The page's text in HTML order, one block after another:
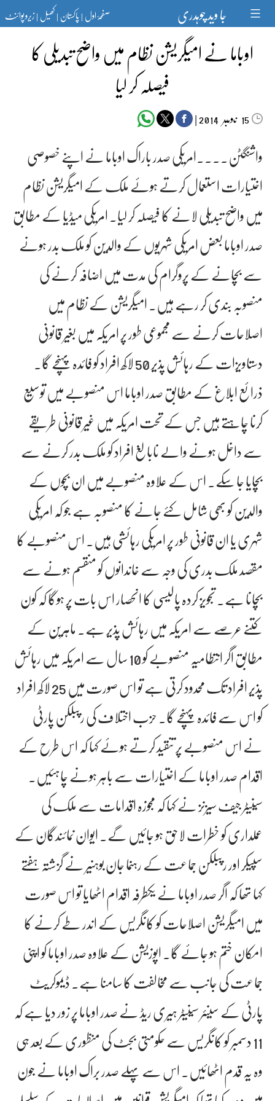
content جا وید چوہدری صفحۂ اول|پاکستان|کھیل|زیرو پوائنٹ
اوباما نے امیگریشن نظام میں واضح تبدیلی کا
فیصلہ کر لیا
15‬‮نومبر‬‮ |
واشنگٹن۔۔۔۔امریکی صدر باراک اوباما نے اپنے خصوصی
اختیارات استعمال کرتے ہوئے ملک کے امیگریشن نظام
میں واضح تبدیلی لانے کا فیصلہ کر لیا۔ امریکی میڈیا کے مطابق
صدر اوباما بعض امریکی شہریوں کے والدین کو ملک بدر ہونے
سے بچانے کے پروگرام کی مدت میں اضافہ کرنے کی
منصوبہ بندی کر رہے ہیں۔ امیگریشن کے نظام میں
اصلاحات کرنے سے مجموعی طور پر امریکہ میں بغیر قانونی
دستاویزات کے رہائش پذیر 50 لاکھ افراد کو فائدہ پہنچے گا۔
ذرائع ابلاغ کے مطابق صدر اوباما اس منصوبے میں توسیع
کرنا چاہتے ہیں جس کے تحت امریکہ میں غیر قانونی طریقے
سے داخل ہونے والے نابالغ افراد کو ملک بدر کرنے سے
بچایا جا سکے۔ اس کے علاوہ منصوبے میں ان بچوں کے
والدین کو بھی شامل کئے جانے کا منصوبہ ہے جو کہ امریکی
شہری یا ان قانونی طور پر امریکی رہائشی ہیں۔ اس منصوبے کا
مقصد ملک بدری کی وجہ سے خاندانوں کو منقسم ہونے سے
بچانا ہے۔ تجویز کردہ پالیسی کا انحصار اس بات پر ہوگا کہ کون
کتنے عرصے سے امریکہ میں رہائش پذیر ہے۔ ماہرین کے
مطابق اگر انتطامیہ منصوبے کو 10 سال سے امریکہ میں رہائش
پذیر افراد تک محدود کرتی ہے تو اس صورت میں 25 لاکھ افراد
کو اس سے فائدہ پہنچے گا۔ حزب اختلاف کی رپبلکن پارٹی
نے اس منصوبے پر تنقید کرتے ہوئے کہا کہ اس طرح کے
اقدام صدر اوباما کے اختیارات سے باہر ہونے چاہئیں۔
سینیٹر جیف سیزنز نے کہا کہ مجوزہ اقدامات سے ملک کی
عملداری کو خطرات لاحق ہو جائیں گے۔ ایوان نمائندگان کے
سپیکر اور رپبلکن جماعت کے رہنما جان بوہنیر نے گزشتہ ہفتے
کہا تھا کہ اگر صدر اوباما نے یکطرفہ اقدام اٹھایا تو اس صورت
میں امیگریشن اصلاحات کو کانگریس کے اندر طے کرنے کا
امکان ختم ہو جائے گا۔ اپوزیشن کے علاوہ صدر اوباما کو اپنی
جماعت کی جانب سے مخالفت کا سامنا ہے۔ ڈیموکریٹ
پارٹی کے سینئر سینیٹر ہیری ریڈ نے صدر اوباما پر زور دیا ہے کہ
11 دسمبر کو کانگریس سے حکومتی بجٹ کی منظوری کے بعد ہی
وہ یہ قدم اٹھائیں۔ اس سے پہلے صدر براک اوباما نے جون